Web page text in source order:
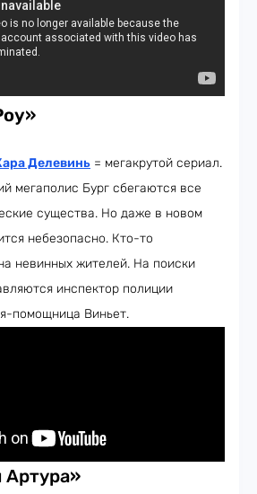
Делевинь = мегакрутой сериал.
мегаполис Бург сбегаются все
существа. Но даже в новом
небезопасно. Кто-то
невинных жителей. На поиски
инспектор полиции
помощница Виньет.
Артура»